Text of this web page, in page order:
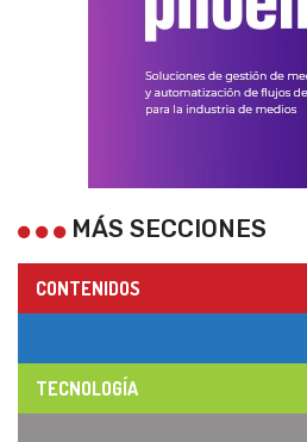
MÁS SECCIONES
CONTENIDOS
TECNOLOGÍA